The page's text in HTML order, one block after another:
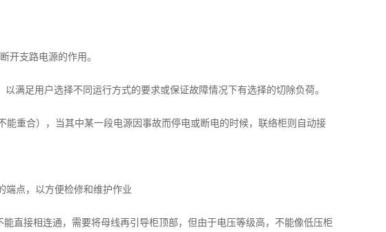
开支路电源的作用。
满足用户选择不同运行方式的要求或保证故障情况下有选择的切除负荷。
重合），当其中某一段电源因事故而停电或断电的时候，联络柜则自动接
端点，以方便检修和维护作业
直接相连通，需要将母线再引导柜顶部，但由于电压等级高，不能像低压柜